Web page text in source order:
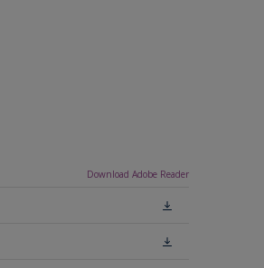
Download Adobe Reader